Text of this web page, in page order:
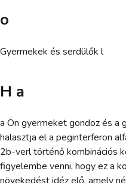
o
Gyermekek és serdülők l
H a
a Ön gyermeket gondoz és a
halasztja el a peginterferon
2b-verl történő kombinációs
figyelembe venni, hogy ez a